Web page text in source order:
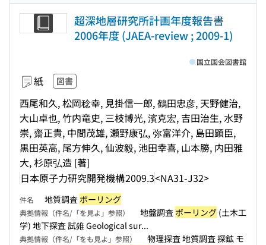
超深地層研究所計画年度報告書
2006年度 (JAEA-review ; 2009-1)
紙 図書
西尾和久, 松岡稔幸, 見掛信一郎, 鶴田忠彦, 天野健治,
大山卓也, 竹内竜史, 三枝博光, 濱克宏, 吉田治生, 水野
崇, 齋正貴, 中間茂雄, 瀬野康弘, 弥富洋介, 島田顕臣,
黒田英高, 尾方伸久, 仙波毅, 池田幸喜, 山本勝, 内田雅
大, 杉原弘造 [著]
日本原子力研究開発機構2009.3<NA31-J32>
国立国会図書館
件名 地質調査 ボーリング
典拠情報（件名/「を見よ」参照） 地盤調査 ボーリング (土木工
学) 地下探査 試錐 Geological sur...
典拠情報（件名/「をも見よ」参照）
物理探査 地質調査 探鉱 モ